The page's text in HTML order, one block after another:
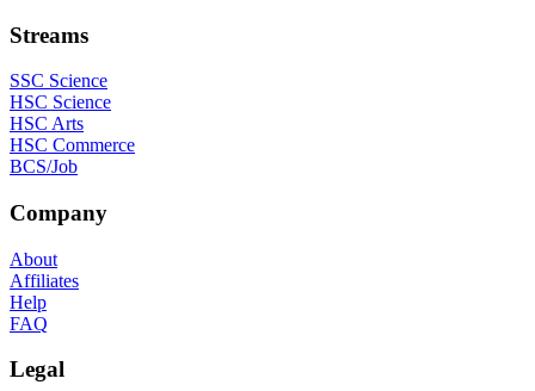
Streams
SSC Science
HSC Science
HSC Arts
HSC Commerce
BCS/Job
Company
About
Affiliates
Help
FAQ
Legal